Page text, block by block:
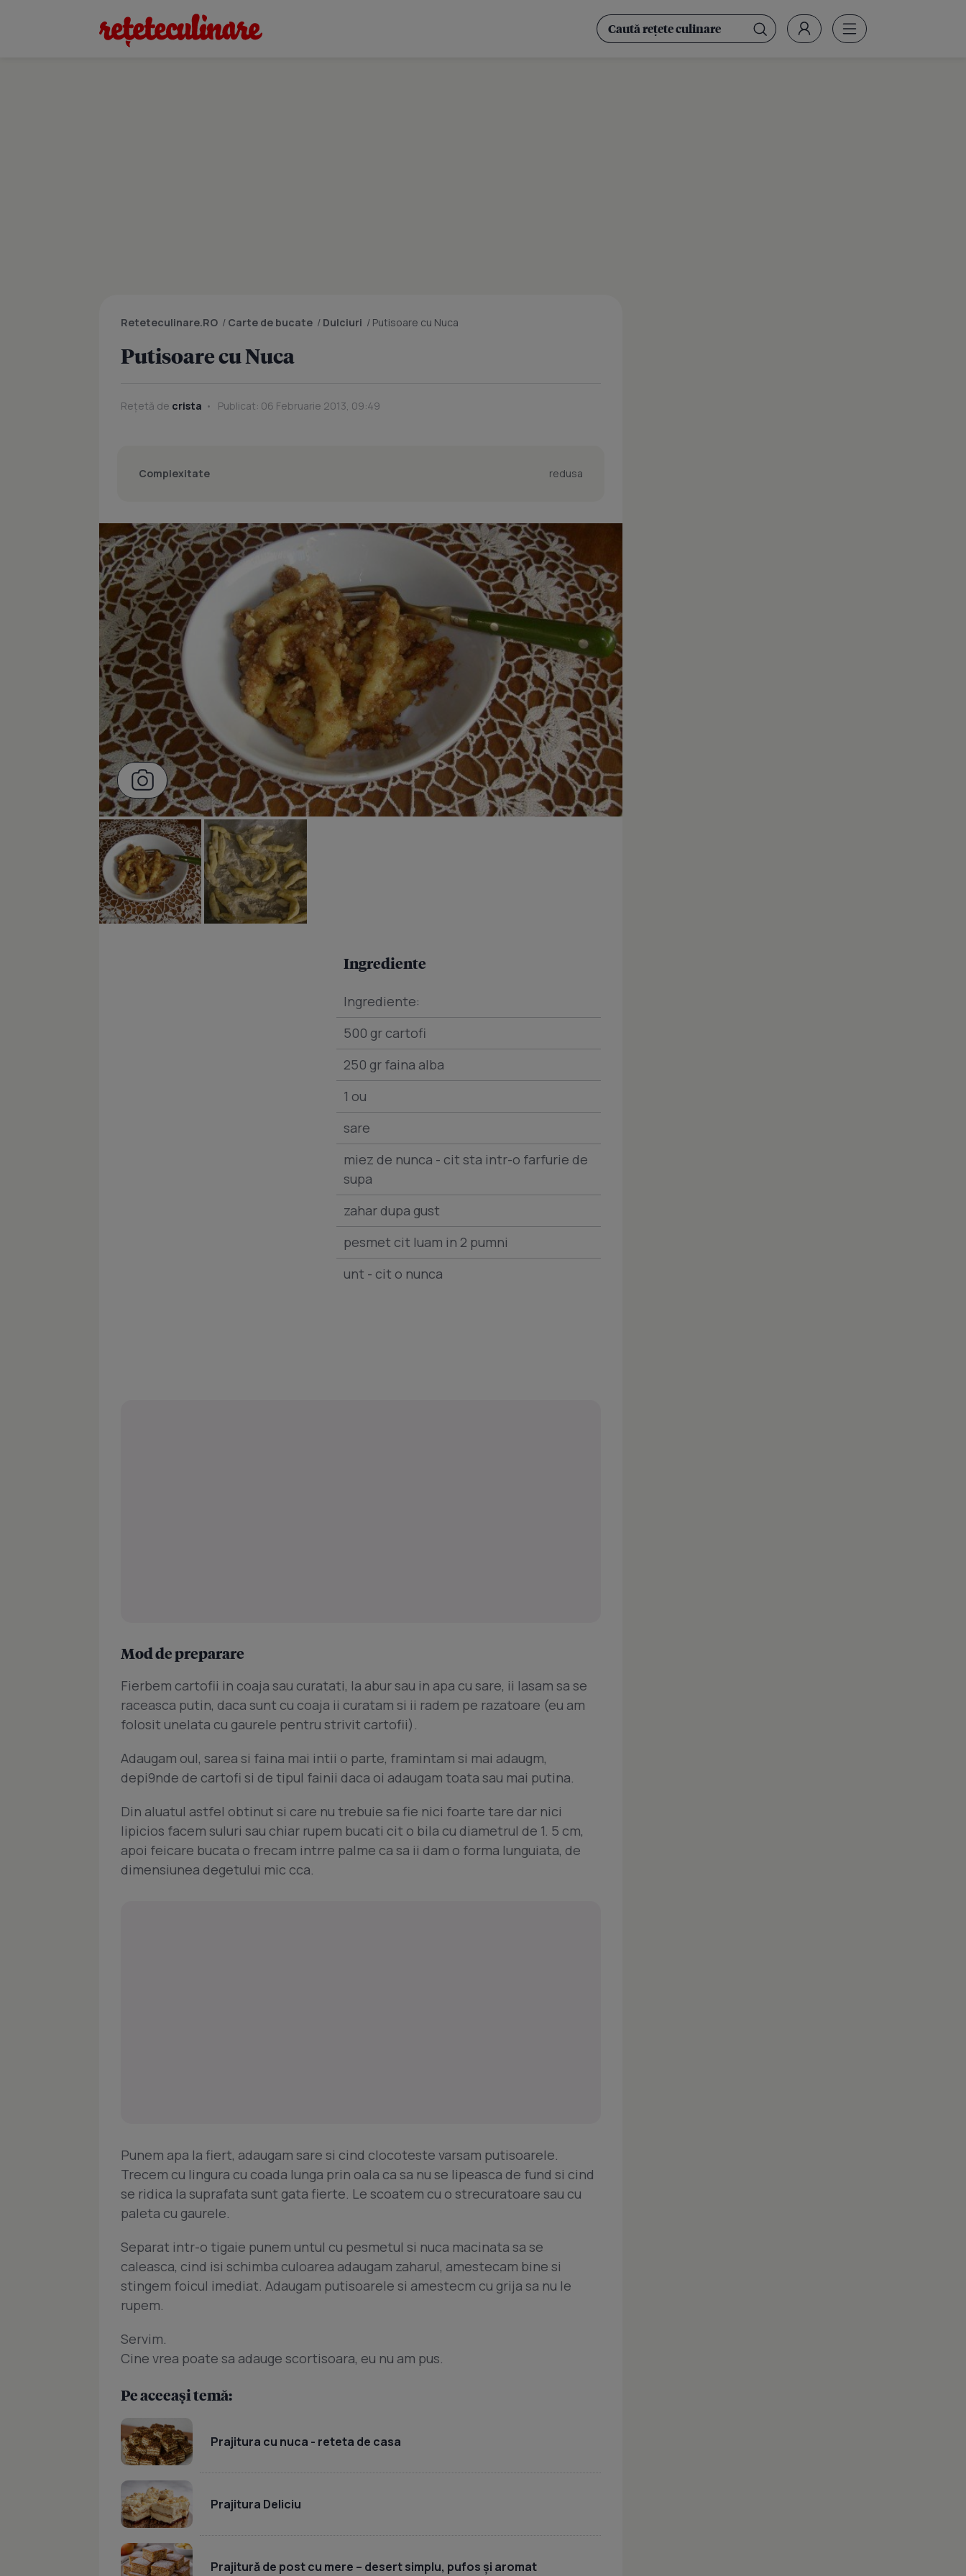
Reteteculinare.RO / Carte de bucate / Dulciuri / Putisoare cu Nuca
Putisoare cu Nuca
Rețetă de crista Publicat: 06 Februarie 2013, 09:49
Complexitate redusa
Ingrediente
Ingrediente:
500 gr cartofi
250 gr faina alba
1 ou
sare
miez de nunca - cit sta intr-o farfurie de
supa
zahar dupa gust
pesmet cit luam in 2 pumni
unt - cit o nunca
Mod de preparare
Fierbem cartofii in coaja sau curatati, la abur sau in apa cu sare, ii lasam sa se
raceasca putin, daca sunt cu coaja ii curatam si ii radem pe razatoare (eu am
folosit unelata cu gaurele pentru strivit cartofii).
Adaugam oul, sarea si faina mai intii o parte, framintam si mai adaugm,
depi9nde de cartofi si de tipul fainii daca oi adaugam toata sau mai putina.
Din aluatul astfel obtinut si care nu trebuie sa fie nici foarte tare dar nici
lipicios facem suluri sau chiar rupem bucati cit o bila cu diametrul de 1. 5 cm,
apoi feicare bucata o frecam intrre palme ca sa ii dam o forma lunguiata, de
dimensiunea degetului mic cca.
Punem apa la fiert, adaugam sare si cind clocoteste varsam putisoarele.
Trecem cu lingura cu coada lunga prin oala ca sa nu se lipeasca de fund si cind
se ridica la suprafata sunt gata fierte. Le scoatem cu o strecuratoare sau cu
paleta cu gaurele.
Separat intr-o tigaie punem untul cu pesmetul si nuca macinata sa se
caleasca, cind isi schimba culoarea adaugam zaharul, amestecam bine si
stingem foicul imediat. Adaugam putisoarele si amestecm cu grija sa nu le
rupem.
Servim.
Cine vrea poate sa adauge scortisoara, eu nu am pus.
Pe aceeași temă:
Prajitura cu nuca - reteta de casa
Prajitura Deliciu
Prajitură de post cu mere – desert simplu, pufos și aromat